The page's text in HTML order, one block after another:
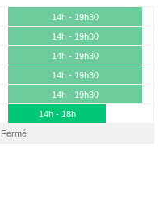
14h - 19h30
14h - 19h30
14h - 19h30
14h - 19h30
14h - 19h30
14h - 18h
Fermé